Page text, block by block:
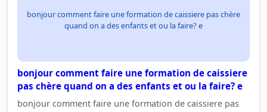
bonjour comment faire une formation de caissiere pas chère
quand on a des enfants et ou la faire? e
bonjour comment faire une formation de caissiere
pas chère quand on a des enfants et ou la faire? e
bonjour comment faire une formation de caissiere pas